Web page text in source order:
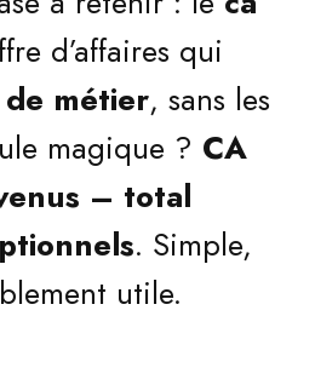
d’affaires qui
métier, sans les
magique ? CA
– total
. Simple,
utile.